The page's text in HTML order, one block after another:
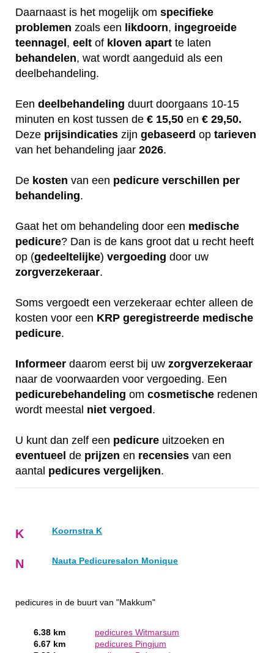
Daarnaast is het mogelijk om specifieke
problemen zoals een likdoorn, ingegroeide
teennagel , eelt of kloven apart te laten
behandelen, wat wordt aangeduid als een
deelbehandeling.
Een deelbehandeling duurt doorgaans 10-15
minuten en kost tussen de € 15,50 en € 29,50.
Deze prijsindicaties zijn gebaseerd op tarieven
van het behandeling jaar 2026.
De kosten van een pedicure verschillen per
behandeling.
Gaat het om behandeling door een medische
pedicure? Dan is de kans groot dat u recht heeft
op (gedeeltelijke) vergoeding door uw
zorgverzekeraar.
Soms vergoedt een verzekeraar echter alleen de
kosten voor een KRP geregistreerde medische
pedicure.
Informeer daarom eerst bij uw zorgverzekeraar
naar de voorwaarden voor vergoeding. Een
pedicurebehandeling om cosmetische redenen
wordt meestal niet vergoed .
U kunt dan zelf een pedicure uitzoeken en
eventueel de prijzen en recensies van een
aantal pedicures vergelijken.
K Koornstra K
N Nauta Pedicuresalon Monique
pedicures in de buurt van "Makkum"
6.38 km
pedicures Witmarsum
6.67 km
pedicures Pingjum